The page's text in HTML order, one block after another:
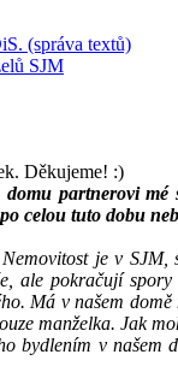
(správa textů)
SJM
Děkujeme! :)
partnerovi
celou tuto dobu
je v
ale pokračují
Má v našem
manželka. Jak
bydlením v